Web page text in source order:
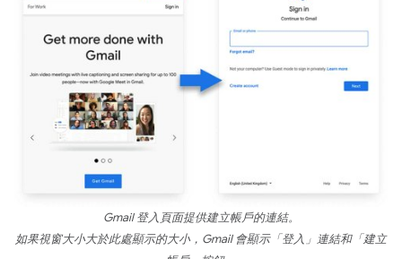
Gmail 登入頁面提供建立帳戶的連結。
如果視窗大小大於此處顯示的大小，Gmail 會顯示「登入」 連結和「建立